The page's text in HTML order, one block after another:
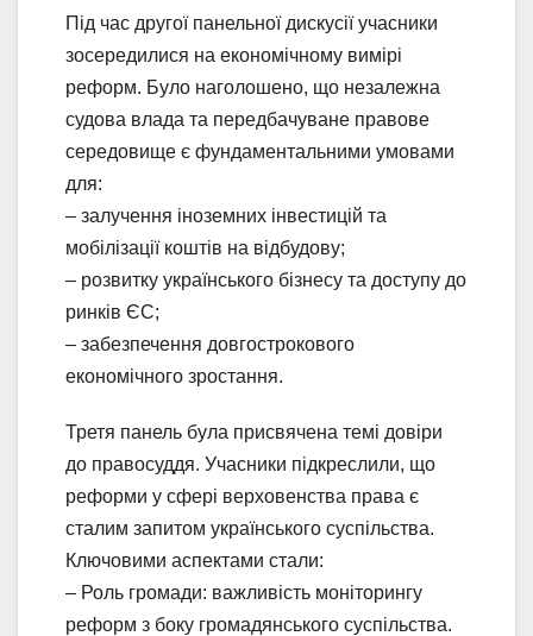
Під час другої панельної дискусії учасники
зосередилися на економічному вимірі
реформ. Було наголошено, що незалежна
судова влада та передбачуване правове
середовище є фундаментальними умовами
для:
– залучення іноземних інвестицій та
мобілізації коштів на відбудову;
– розвитку українського бізнесу та доступу до
ринків ЄС;
– забезпечення довгострокового
економічного зростання.
Третя панель була присвячена темі довіри
до правосуддя. Учасники підкреслили, що
реформи у сфері верховенства права є
сталим запитом українського суспільства.
Ключовими аспектами стали:
– Роль громади: важливість моніторингу
реформ з боку громадянського суспільства.